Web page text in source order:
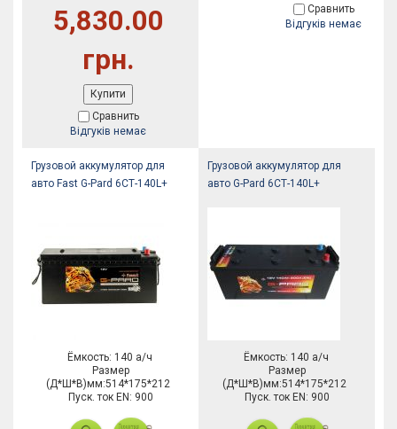
5,830.00
грн.
Купити
Сравнить
Відгуків немає
Сравнить
Відгуків немає
Грузовой аккумулятор для
авто Fast G-Pard 6СТ-140L+
Ёмкость: 140 а/ч
Размер
(Д*Ш*В)мм:514*175*212
Пуск. ток EN: 900
Грузовой аккумулятор для
авто G-Pard 6СТ-140L+
Ёмкость: 140 а/ч
Размер
(Д*Ш*В)мм:514*175*212
Пуск. ток EN: 900